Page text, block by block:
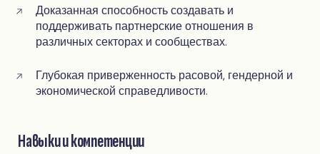
Доказанная способность создавать и
поддерживать партнерские отношения в
различных секторах и сообществах.
Глубокая приверженность расовой, гендерной и
экономической справедливости.
Навыки и компетенции